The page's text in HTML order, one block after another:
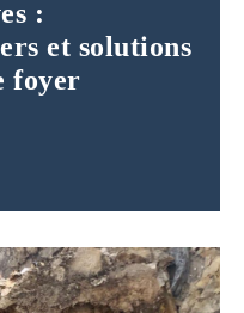
:
et solutions
foyer